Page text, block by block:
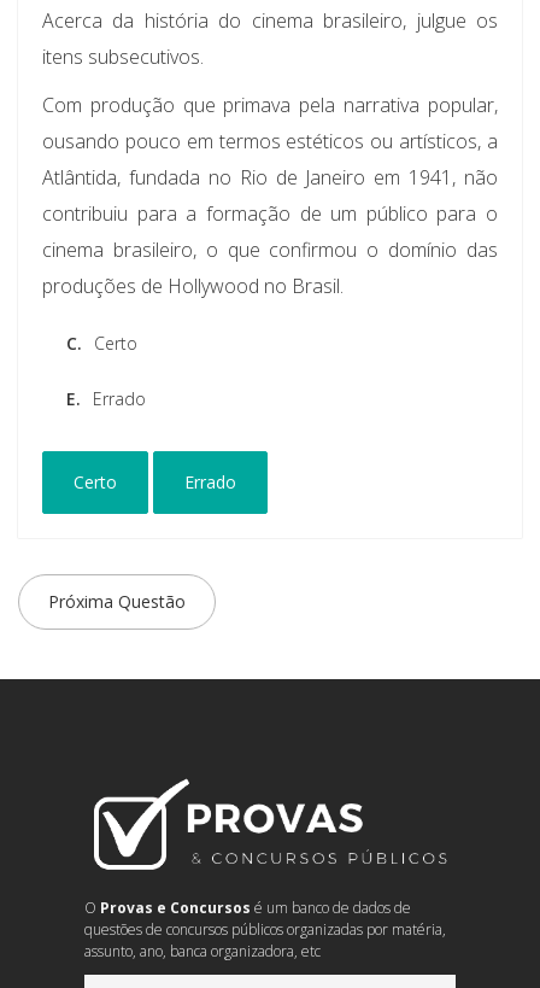
Acerca da história do cinema brasileiro, julgue os
itens subsecutivos.
Com produção que primava pela narrativa popular,
ousando pouco em termos estéticos ou artísticos, a
Atlântida, fundada no Rio de Janeiro em 1941, não
contribuiu para a formação de um público para o
cinema brasileiro, o que confirmou o domínio das
produções de Hollywood no Brasil.
C. Certo
E. Errado
Certo Errado
Próxima Questão
O Provas e Concursos é um banco de dados de
questões de concursos públicos organizadas por matéria,
assunto, ano, banca organizadora, etc